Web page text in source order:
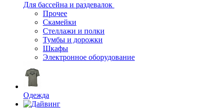
Для бассейна и раздевалок
Прочее
Скамейки
Стеллажи и полки
Тумбы и дорожки
Шкафы
Электронное оборудование
Одежда